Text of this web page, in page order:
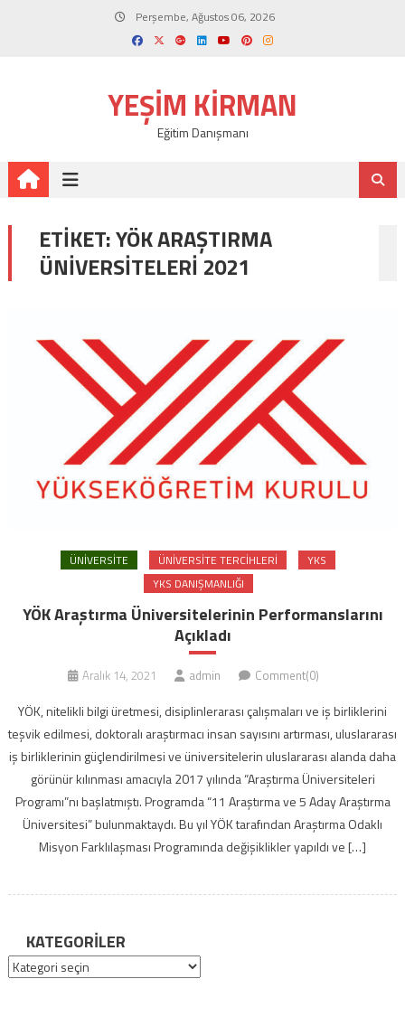
Perşembe, Ağustos 06, 2026
YEŞIM KIRMAN
Eğitim Danışmanı
ETIKET:YÖK ARAŞTIRMA
ÜNIVERSITELERI 2021
ÜNIVERSITE ÜNIVERSITE TERCIHLERI
YKS
YKS DANIŞMANLIĞI
YÖK Araştırma Üniversitelerinin Performanslarını
Açıkladı
Aralık 14, 2021 admin Comment(0)
YÖK, nitelikli bilgi üretmesi, disiplinlerarası çalışmaları ve iş birliklerini
teşvik edilmesi, doktoralı araştırmacı insan sayısını artırması, uluslararası
iş birliklerinin güçlendirilmesi ve üniversitelerin uluslararası alanda daha
görünür kılınması amacıyla 2017 yılında “Araştırma Üniversiteleri
Programı”nı başlatmıştı. Programda “11 Araştırma ve 5 Aday Araştırma
Üniversitesi” bulunmaktaydı. Bu yıl YÖK tarafından Araştırma Odaklı
Misyon Farklılaşması Programında değişiklikler yapıldı ve […]
KATEGORILER
Kategoriler